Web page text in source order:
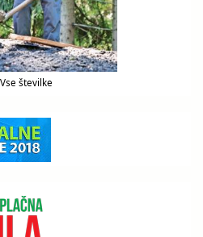
Vse številke